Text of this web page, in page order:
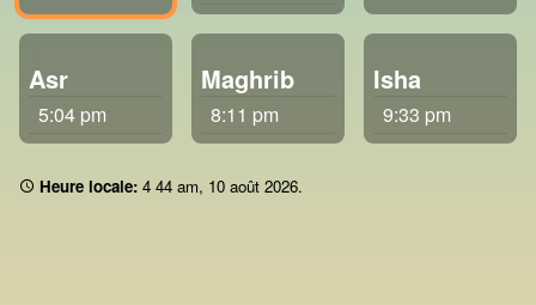
Asr
5:04 pm
Maghrib
8:11 pm
Isha
9:33 pm
Heure locale: 4:44 am, 10 août 2026.